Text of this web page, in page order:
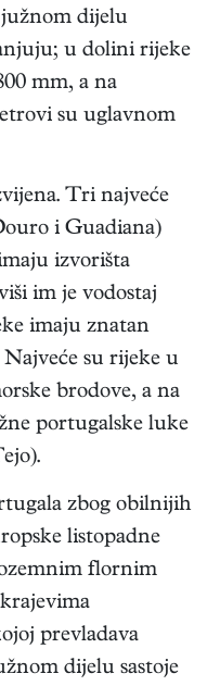
dijelu
u dolini rijeke
mm, a na
su uglavnom
Tri najveće
i Guadiana)
izvorišta
im je vodostaj
imaju znatan
su rijeke u
brodove, a na
portugalske luke
zbog obilnijih
listopadne
flornim
prevladava
dijelu sastoje